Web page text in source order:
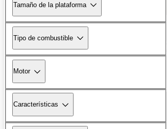
Tamaño de la plataforma
Tipo de combustible
Motor
Características